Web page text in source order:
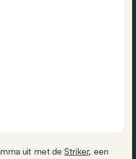
uit met de Striker, een